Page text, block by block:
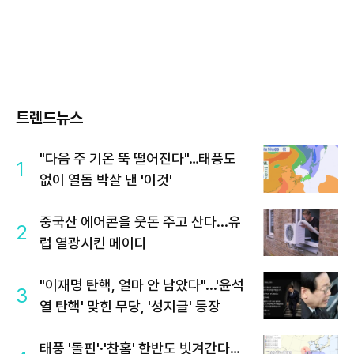
트렌드뉴스
1
"다음 주 기온 뚝 떨어진다"…태풍도
없이 열돔 박살 낸 '이것'
2
중국산 에어콘을 웃돈 주고 산다...유
럽 열광시킨 메이디
3
"이재명 탄핵, 얼마 안 남았다"...'윤석
열 탄핵' 맞힌 무당, '성지글' 등장
태풍 '돌핀'·'찬홈' 한반도 빗겨간다…